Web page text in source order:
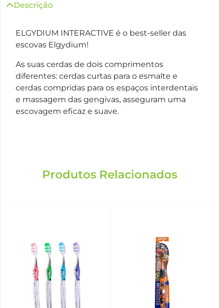
Descrição
ELGYDIUM INTERACTIVE é o best-seller das
escovas Elgydium!
As suas cerdas de dois comprimentos
diferentes: cerdas curtas para o esmalte e
cerdas compridas para os espaços interdentais
e massagem das gengivas, asseguram uma
escovagem eficaz e suave.
Produtos Relacionados